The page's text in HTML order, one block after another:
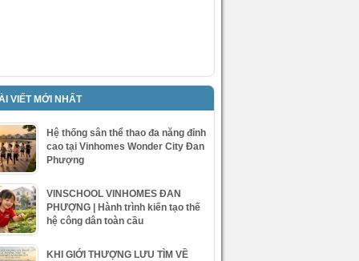
VIẾT MỚI NHẤT
Hệ thống sân thể thao đa năng đỉnh
cao tại Vinhomes Wonder City Đan
Phượng
VINSCHOOL VINHOMES ĐAN
PHƯỢNG | Hành trình kiến tạo thế
hệ công dân toàn cầu
KHI GIỚI THƯỢNG LƯU TÌM VỀ